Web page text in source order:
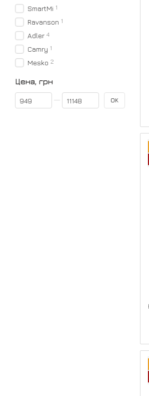
SmartMi 1
Ravanson 1
Adler 4
Camry 1
Mesko 2
Цена, грн
От Цена, грн
До Цена, грн OK